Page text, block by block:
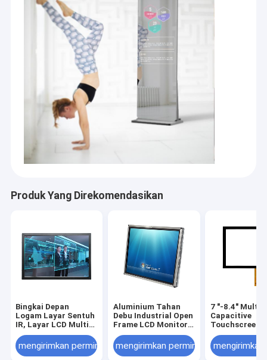
Produk Yang Direkomendasikan
Bingkai Depan
Logam Layar Sentuh
IR, Layar LCD Multi
Sentuh 23,6 Inch 6
poin
mengirimkan permintaan
Aluminium Tahan
Debu Industrial Open
Frame LCD Monitor
19 Inch DC 12V
Power
mengirimkan permintaan
7 "-8.4" Multi
Capacitive
Touchscreen,
Antiglare
Touch Screen